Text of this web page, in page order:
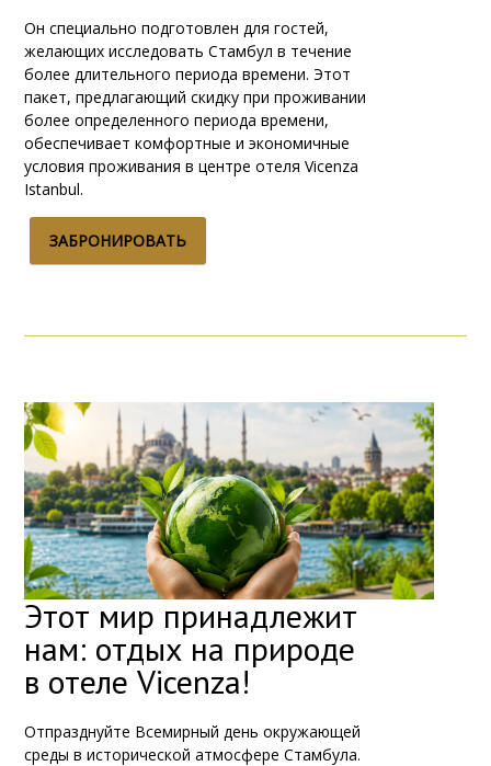
Он специально подготовлен для гостей,
желающих исследовать Стамбул в течение
более длительного периода времени. Этот
пакет, предлагающий скидку при проживании
более определенного периода времени,
обеспечивает комфортные и экономичные
условия проживания в центре отеля Vicenza
Istanbul.
ЗАБРОНИРОВАТЬ
Этот мир принадлежит
нам: отдых на природе
в отеле Vicenza!
Отпразднуйте Всемирный день окружающей
среды в исторической атмосфере Стамбула.